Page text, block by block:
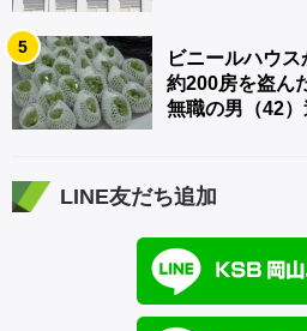
5
ビニールハウ
約200房を盗
無職の男（42
LINE友だち追加